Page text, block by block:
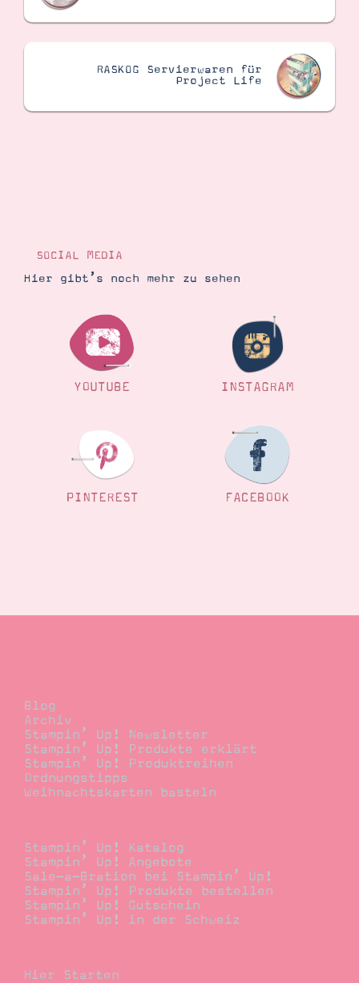
RASKOG Servierwaren für
Project Life
SOCIAL MEDIA
Hier gibt’s noch mehr zu sehen
YOUTUBE INSTAGRAM
PINTEREST FACEBOOK
Blog
Archiv
Stampin’ Up! Newsletter
Stampin’ Up! Produkte erklärt
Stampin’ Up! Produktreihen
Ordnungstipps
Weihnachtskarten basteln
Stampin’ Up! Katalog
Stampin’ Up! Angebote
Sale-a-Bration bei Stampin’ Up!
Stampin’ Up! Produkte bestellen
Stampin’ Up! Gutschein
Stampin’ Up! in der Schweiz
Hier Starten